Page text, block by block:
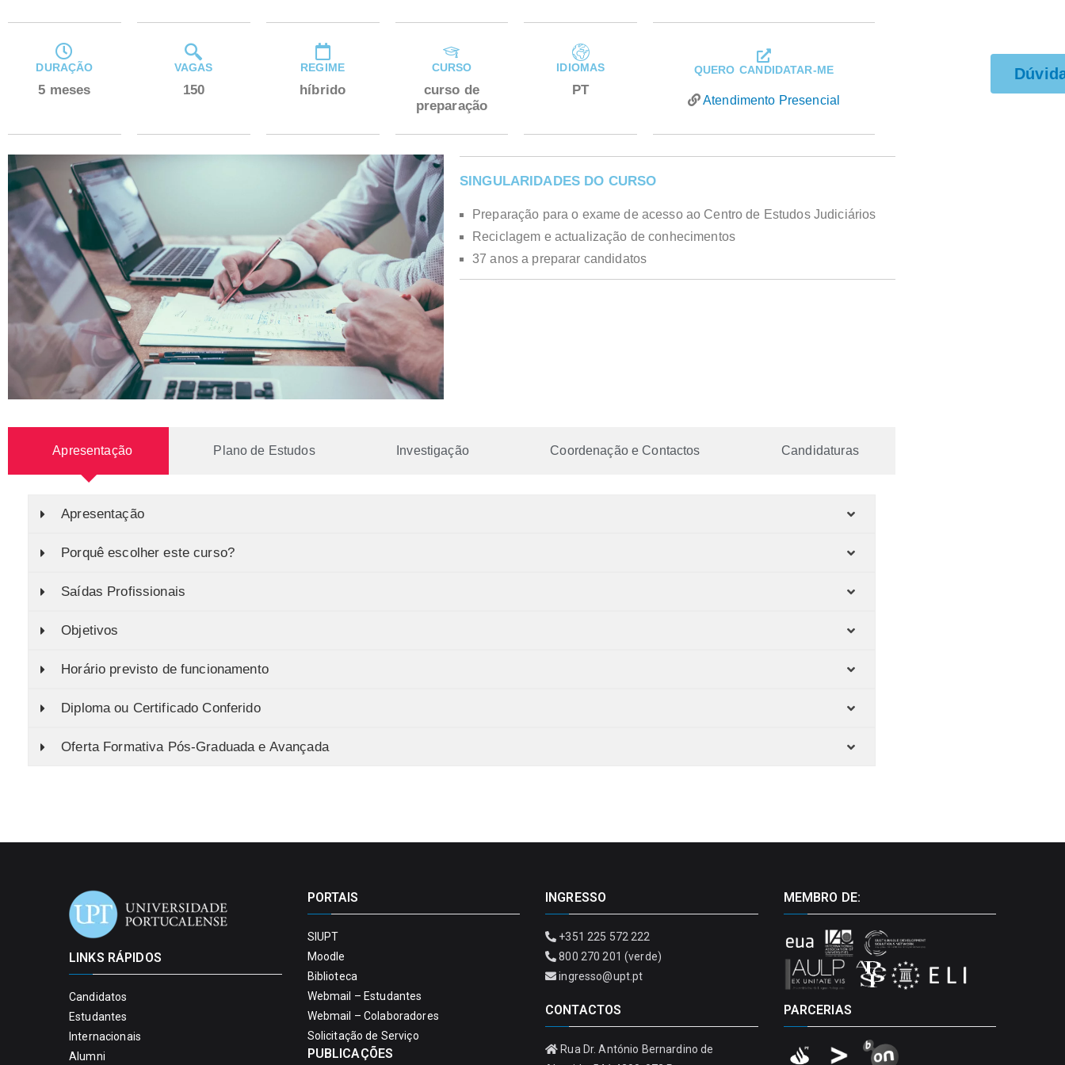
DURAÇÃO
5 meses
VAGAS
150
REGIME
híbrido
CURSO
curso de
preparação
IDIOMAS
PT
QUERO CANDIDATAR-ME
Atendimento Presencial
SINGULARIDADES DO CURSO
Preparação para o exame de acesso ao Centro de Estudos Judiciários
Reciclagem e actualização de conhecimentos
37 anos a preparar candidatos
Apresentação Plano de Estudos Investigação Coordenação e Contactos Candidaturas
Apresentação
Porquê escolher este curso?
Saídas Profissionais
Objetivos
Horário previsto de funcionamento
Diploma ou Certificado Conferido
Oferta Formativa Pós-Graduada e Avançada
LINKS RÁPIDOS
Candidatos
Estudantes
Internacionais
Alumni
PORTAIS
SIUPT
Moodle
Biblioteca
Webmail – Estudantes
Webmail – Colaboradores
Solicitação de Serviço
PUBLICAÇÕES
INGRESSO
+351 225 572 222
800 270 201 (verde)
ingresso@upt.pt
CONTACTOS
Rua Dr. António Bernardino de
MEMBRO DE:
PARCERIAS